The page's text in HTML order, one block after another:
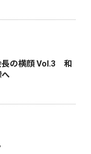
の横顔 Vol.3 和